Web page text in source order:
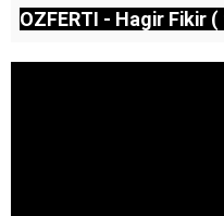
OZFERTI - Hagir Fikir